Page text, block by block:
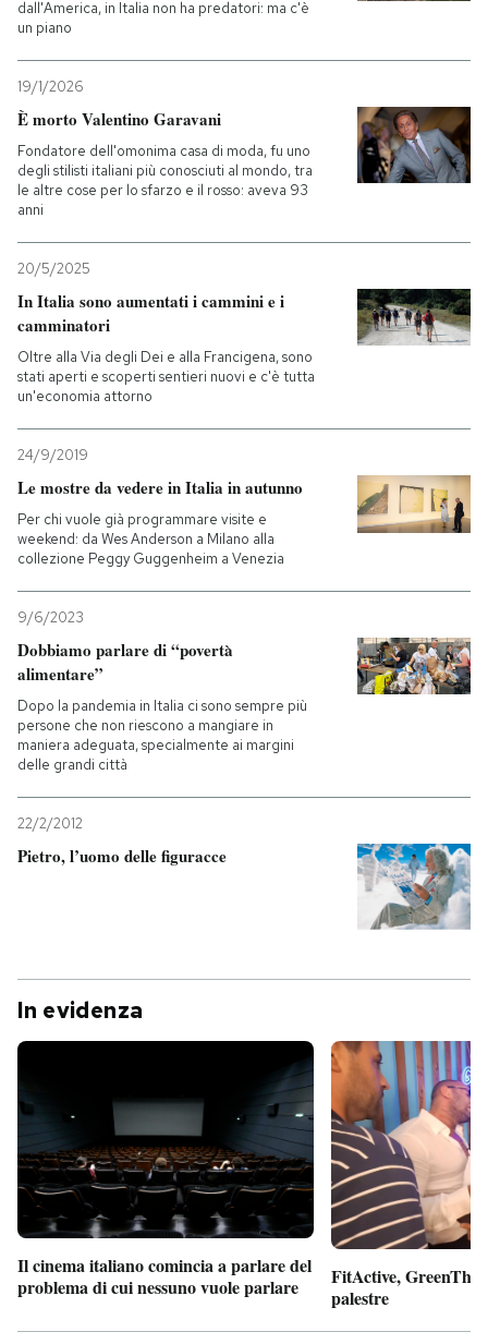
dall'America, in Italia non ha predatori: ma c'è
un piano
19/1/2026
È morto Valentino Garavani
Fondatore dell'omonima casa di moda, fu uno
degli stilisti italiani più conosciuti al mondo, tra
le altre cose per lo sfarzo e il rosso: aveva 93
anni
20/5/2025
In Italia sono aumentati i cammini e i
camminatori
Oltre alla Via degli Dei e alla Francigena, sono
stati aperti e scoperti sentieri nuovi e c'è tutta
un'economia attorno
24/9/2019
Le mostre da vedere in Italia in autunno
Per chi vuole già programmare visite e
weekend: da Wes Anderson a Milano alla
collezione Peggy Guggenheim a Venezia
9/6/2023
Dobbiamo parlare di “povertà
alimentare”
Dopo la pandemia in Italia ci sono sempre più
persone che non riescono a mangiare in
maniera adeguata, specialmente ai margini
delle grandi città
22/2/2012
Pietro, l’uomo delle figuracce
In evidenza
Il cinema italiano comincia a parlare del
problema di cui nessuno vuole parlare
FitActive,
palestre